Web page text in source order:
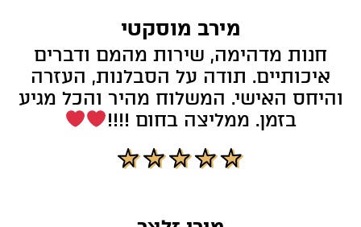
מירב מוסקטי
חנות מדהימה, שירות מהמם ודברים
איכותיים. תודה על הסבלנות, העזרה
והיחס האישי. המשלוח מהיר והכל מגיע
בזמן. ממליצה בחום !!!!